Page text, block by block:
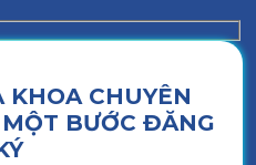
KHOA CHUYÊN
BƯỚC ĐĂNG